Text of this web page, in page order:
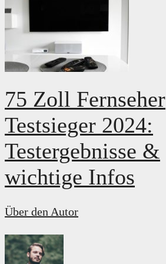
75 Zoll Fernseher
Testsieger 2024:
Testergebnisse &
wichtige Infos
Über den Autor